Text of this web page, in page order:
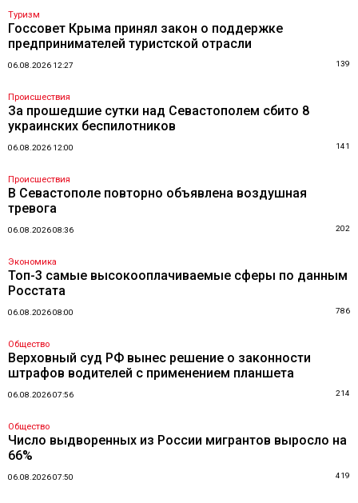
Туризм
Госсовет Крыма принял закон о поддержке
предпринимателей туристской отрасли
06.08.2026 12:27 139
Происшествия
За прошедшие сутки над Севастополем сбито 8
украинских беспилотников
06.08.2026 12:00 141
Происшествия
В Севастополе повторно объявлена воздушная
тревога
06.08.2026 08:36 202
Экономика
Топ-3 самые высокооплачиваемые сферы по данным
Росстата
06.08.2026 08:00 786
Общество
Верховный суд РФ вынес решение о законности
штрафов водителей с применением планшета
06.08.2026 07:56 214
Общество
Число выдворенных из России мигрантов выросло на
66%
06.08.2026 07:50 419